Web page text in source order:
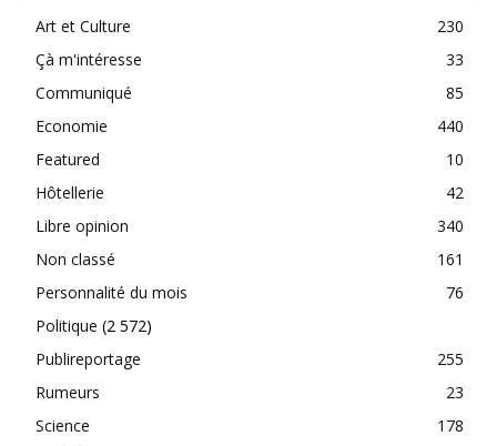
Art et Culture
230
Çà m'intéresse
33
Communiqué
85
Economie
440
Featured
10
Hôtellerie
42
Libre opinion
340
Non classé
161
Personnalité du mois
76
Politique (2 572)
Publireportage
255
Rumeurs
23
Science
178